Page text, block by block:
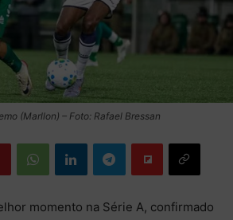
(Marllon) – Foto: Rafael Bressan
momento na Série A, confirmado